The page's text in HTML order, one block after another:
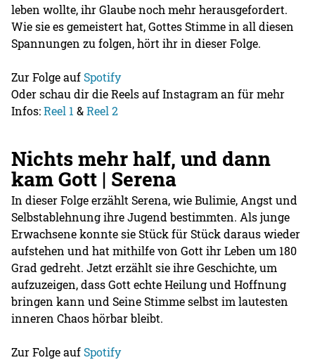
leben wollte, ihr Glaube noch mehr herausgefordert.
Wie sie es gemeistert hat, Gottes Stimme in all diesen
Spannungen zu folgen, hört ihr in dieser Folge.
Zur Folge auf Spotify
Oder schau dir die Reels auf Instagram an für mehr
Infos:Reel 1 &Reel 2
Nichts mehr half, und dann
kam Gott | Serena
In dieser Folge erzählt Serena, wie Bulimie, Angst und
Selbstablehnung ihre Jugend bestimmten. Als junge
Erwachsene konnte sie Stück für Stück daraus wieder
aufstehen und hat mithilfe von Gott ihr Leben um 180
Grad gedreht. Jetzt erzählt sie ihre Geschichte, um
aufzuzeigen, dass Gott echte Heilung und Hoffnung
bringen kann und Seine Stimme selbst im lautesten
inneren Chaos hörbar bleibt.
Zur Folge auf Spotify